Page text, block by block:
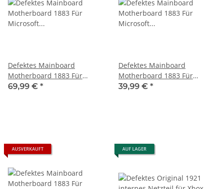
Defektes Mainboard
Motherboard 1883 Für
Microsoft Xbox Series S -
69,99 € *
Defektes Mainboard
Motherboard 1883 Für
Microsoft Xbox Series S -
39,99 € *
AUSVERKAUFT AUF LAGER